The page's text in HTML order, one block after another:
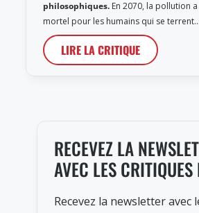
philosophiques. En 2070, la pollution
mortel pour les humains qui se terrent…
LIRE LA CRITIQUE
RECEVEZ LA
AVEC LES
Recevez la newsletter avec